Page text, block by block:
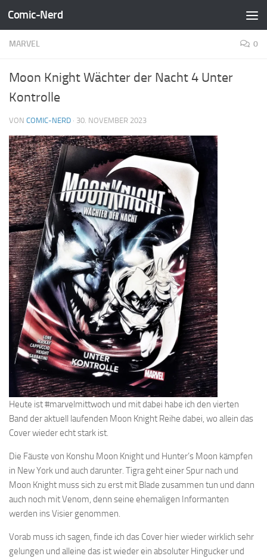
Zum Inhalt springen
Comic-Nerd
MARVEL 0
Moon Knight Wächter der Nacht 4 Unter
Kontrolle
VON COMIC-NERD · 30. NOVEMBER 2023
Heute ist #marvelmittwoch und mit dabei habe ich den vierten
Band der aktuell laufenden Moon Knight Reihe dabei, wo allein das
Cover wieder echt stark ist.
Die Fäuste von Konshu Moon Knight und Hunter’s Moon kämpfen
in New York und auch darunter. Tigra geht einer Spur nach und
Moon Knight muss sich zu erst mit Blade zusammen tun und dann
auch noch mit Venom, denn seine ehemaligen Informanten
werden ins Visier genommen.
Vorab muss ich sagen, finde ich das Cover hier wieder wirklich sehr
gelungen und alleine das ist wieder ein absoluter Hingucker und